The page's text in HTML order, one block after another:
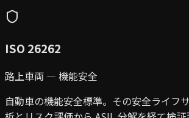
ISO 26262
路上車両 — 機能安全
自動車の機能安全標準。その安全ライフ